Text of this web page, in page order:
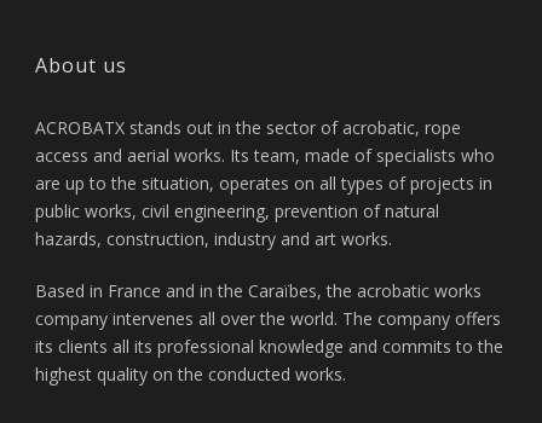
About us
ACROBATX stands out in the sector of acrobatic, rope
access and aerial works. Its team, made of specialists who
are up to the situation, operates on all types of projects in
public works, civil engineering, prevention of natural
hazards, construction, industry and art works.
Based in France and in the Caraïbes, the acrobatic works
company intervenes all over the world. The company offers
its clients all its professional knowledge and commits to the
highest quality on the conducted works.